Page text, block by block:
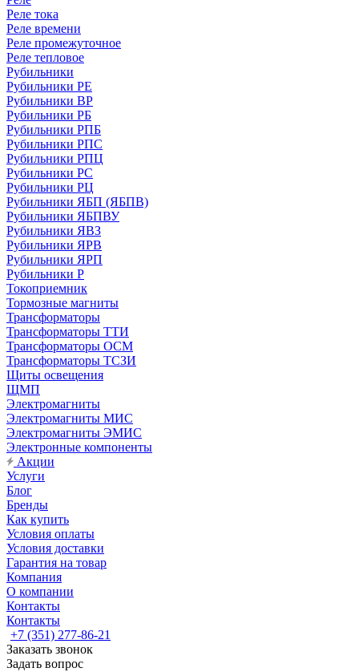
Реле тока
Реле времени
Реле промежуточное
Реле тепловое
Рубильники
Рубильники РЕ
Рубильники ВР
Рубильники РБ
Рубильники РПБ
Рубильники РПС
Рубильники РПЦ
Рубильники РС
Рубильники РЦ
Рубильники ЯБП (ЯБПВ)
Рубильники ЯБПВУ
Рубильники ЯВЗ
Рубильники ЯРВ
Рубильники ЯРП
Рубильники Р
Токоприемник
Тормозные магниты
Трансформаторы
Трансформаторы ТТИ
Трансформаторы ОСМ
Трансформаторы ТСЗИ
Щиты освещения
ЩМП
Электромагниты
Электромагниты МИС
Электромагниты ЭМИС
Электронные компоненты
Акции
Услуги
Блог
Бренды
Как купить
Условия оплаты
Условия доставки
Гарантия на товар
Компания
О компании
Контакты
Контакты
+7 (351) 277-86-21
Заказать звонок
Задать вопрос